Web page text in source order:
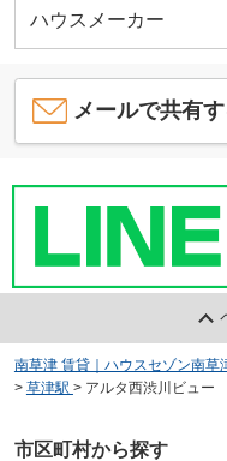
ハウスメーカー
メールで共有
南草津 賃貸｜ハウスセゾン南草
> 草津駅 > アルタ西渋川ビュー
市区町村から探す